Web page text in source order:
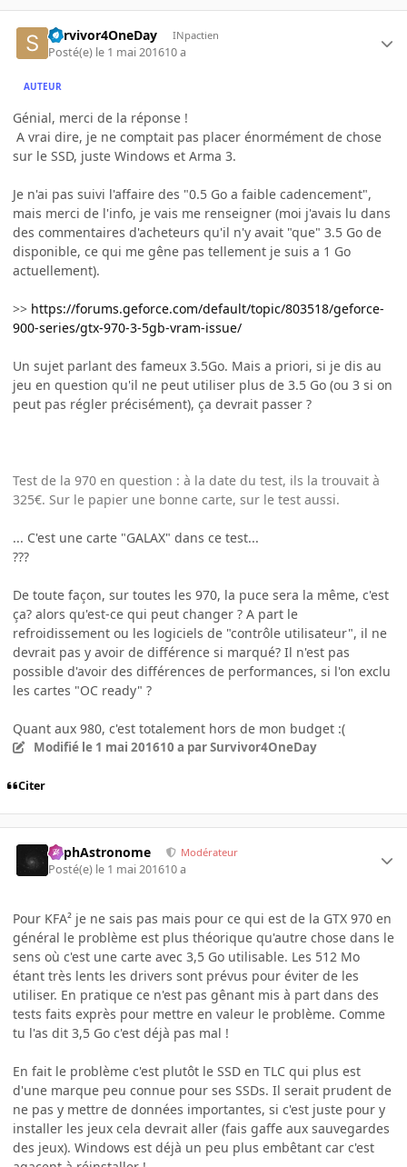
Survivor4OneDay INpactien
Posté(e) le 1 mai 201610 a
AUTEUR
Génial, merci de la réponse !
A vrai dire, je ne comptait pas placer énormément de chose
sur le SSD, juste Windows et Arma 3.
Je n'ai pas suivi l'affaire des "0.5 Go a faible cadencement",
mais merci de l'info, je vais me renseigner (moi j'avais lu dans
des commentaires d'acheteurs qu'il n'y avait "que" 3.5 Go de
disponible, ce qui me gêne pas tellement je suis a 1 Go
actuellement).
>> https://forums.geforce.com/default/topic/803518/geforce-
900-series/gtx-970-3-5gb-vram-issue/
Un sujet parlant des fameux 3.5Go. Mais a priori, si je dis au
jeu en question qu'il ne peut utiliser plus de 3.5 Go (ou 3 si on
peut pas régler précisément), ça devrait passer ?
Test de la 970 en question : à la date du test, ils la trouvait à
325€. Sur le papier une bonne carte, sur le test aussi.
... C'est une carte "GALAX" dans ce test...
???
De toute façon, sur toutes les 970, la puce sera la même, c'est
ça? alors qu'est-ce qui peut changer ? A part le
refroidissement ou les logiciels de "contrôle utilisateur", il ne
devrait pas y avoir de différence si marqué? Il n'est pas
possible d'avoir des différences de performances, si l'on exclu
les cartes "OC ready" ?
Quant aux 980, c'est totalement hors de mon budget :(
Modifié le 1 mai 201610 a par Survivor4OneDay
Citer
RaphAstronome Modérateur
Posté(e) le 1 mai 201610 a
Pour KFA² je ne sais pas mais pour ce qui est de la GTX 970 en
général le problème est plus théorique qu'autre chose dans le
sens où c'est une carte avec 3,5 Go utilisable. Les 512 Mo
étant très lents les drivers sont prévus pour éviter de les
utiliser. En pratique ce n'est pas gênant mis à part dans des
tests faits exprès pour mettre en valeur le problème. Comme
tu l'as dit 3,5 Go c'est déjà pas mal !
En fait le problème c'est plutôt le SSD en TLC qui plus est
d'une marque peu connue pour ses SSDs. Il serait prudent de
ne pas y mettre de données importantes, si c'est juste pour y
installer les jeux cela devrait aller (fais gaffe aux sauvegardes
des jeux). Windows est déjà un peu plus embêtant car c'est